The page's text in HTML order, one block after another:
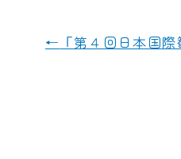
e e
← 「第４回日本国